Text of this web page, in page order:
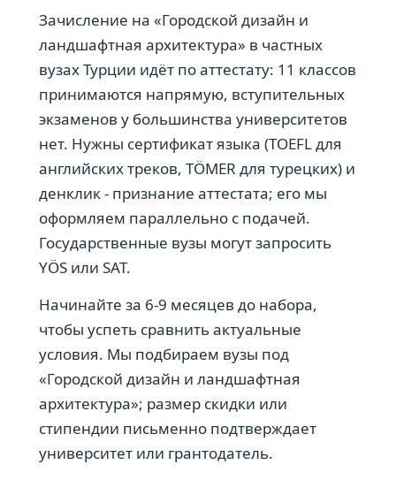
Зачисление на «Городской дизайн и
ландшафтная архитектура» в частных
вузах Турции идёт по аттестату: 11 классов
принимаются напрямую, вступительных
экзаменов у большинства университетов
нет. Нужны сертификат языка (TOEFL для
английских треков, TÖMER для турецких) и
денклик - признание аттестата; его мы
оформляем параллельно с подачей.
Государственные вузы могут запросить
YÖS или SAT.
Начинайте за 6-9 месяцев до набора,
чтобы успеть сравнить актуальные
условия. Мы подбираем вузы под
«Городской дизайн и ландшафтная
архитектура»; размер скидки или
стипендии письменно подтверждает
университет или грантодатель.